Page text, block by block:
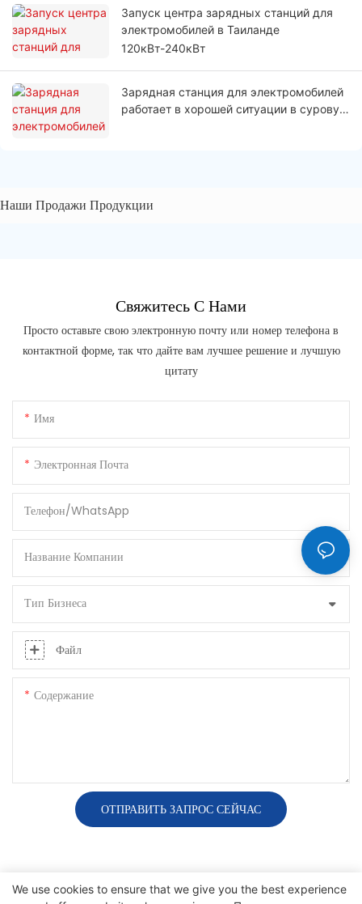
Запуск центра зарядных станций для
электромобилей в Таиланде
120кВт-240кВт
Зарядная станция для электромобилей
работает в хорошей ситуации в суровую
Наши Продажи Продукции
Свяжитесь С Нами
Просто оставьте свою электронную почту или номер телефона в
контактной форме, так что дайте вам лучшее решение и лучшую
цитату
Имя
Электронная Почта
Телефон/WhatsApp
Название Компании
Тип Бизнеса
Файл
Содержание
ОТПРАВИТЬ ЗАПРОС СЕЙЧАС
We use cookies to ensure that we give you the best experience